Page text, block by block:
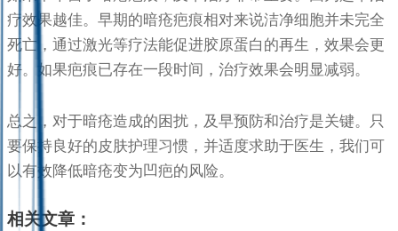
疗效果越佳。早期的暗疮疤痕相对来说洁净细胞并未完全
死亡，通过激光等疗法能促进胶原蛋白的再生，效果会更
好。如果疤痕已存在一段时间，治疗效果会明显减弱。
总之，对于暗疮造成的困扰，及早预防和治疗是关键。只
要保持良好的皮肤护理习惯，并适度求助于医生，我们可
以有效降低暗疮变为凹疤的风险。
相关文章：